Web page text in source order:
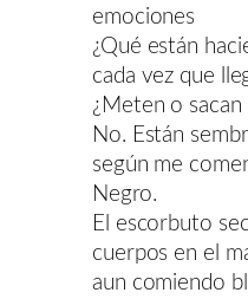
emociones
¿Qué están
cada vez que
¿Meten o
No. Están
según me
Negro.
El escorbuto
cuerpos en el
aun comiendo